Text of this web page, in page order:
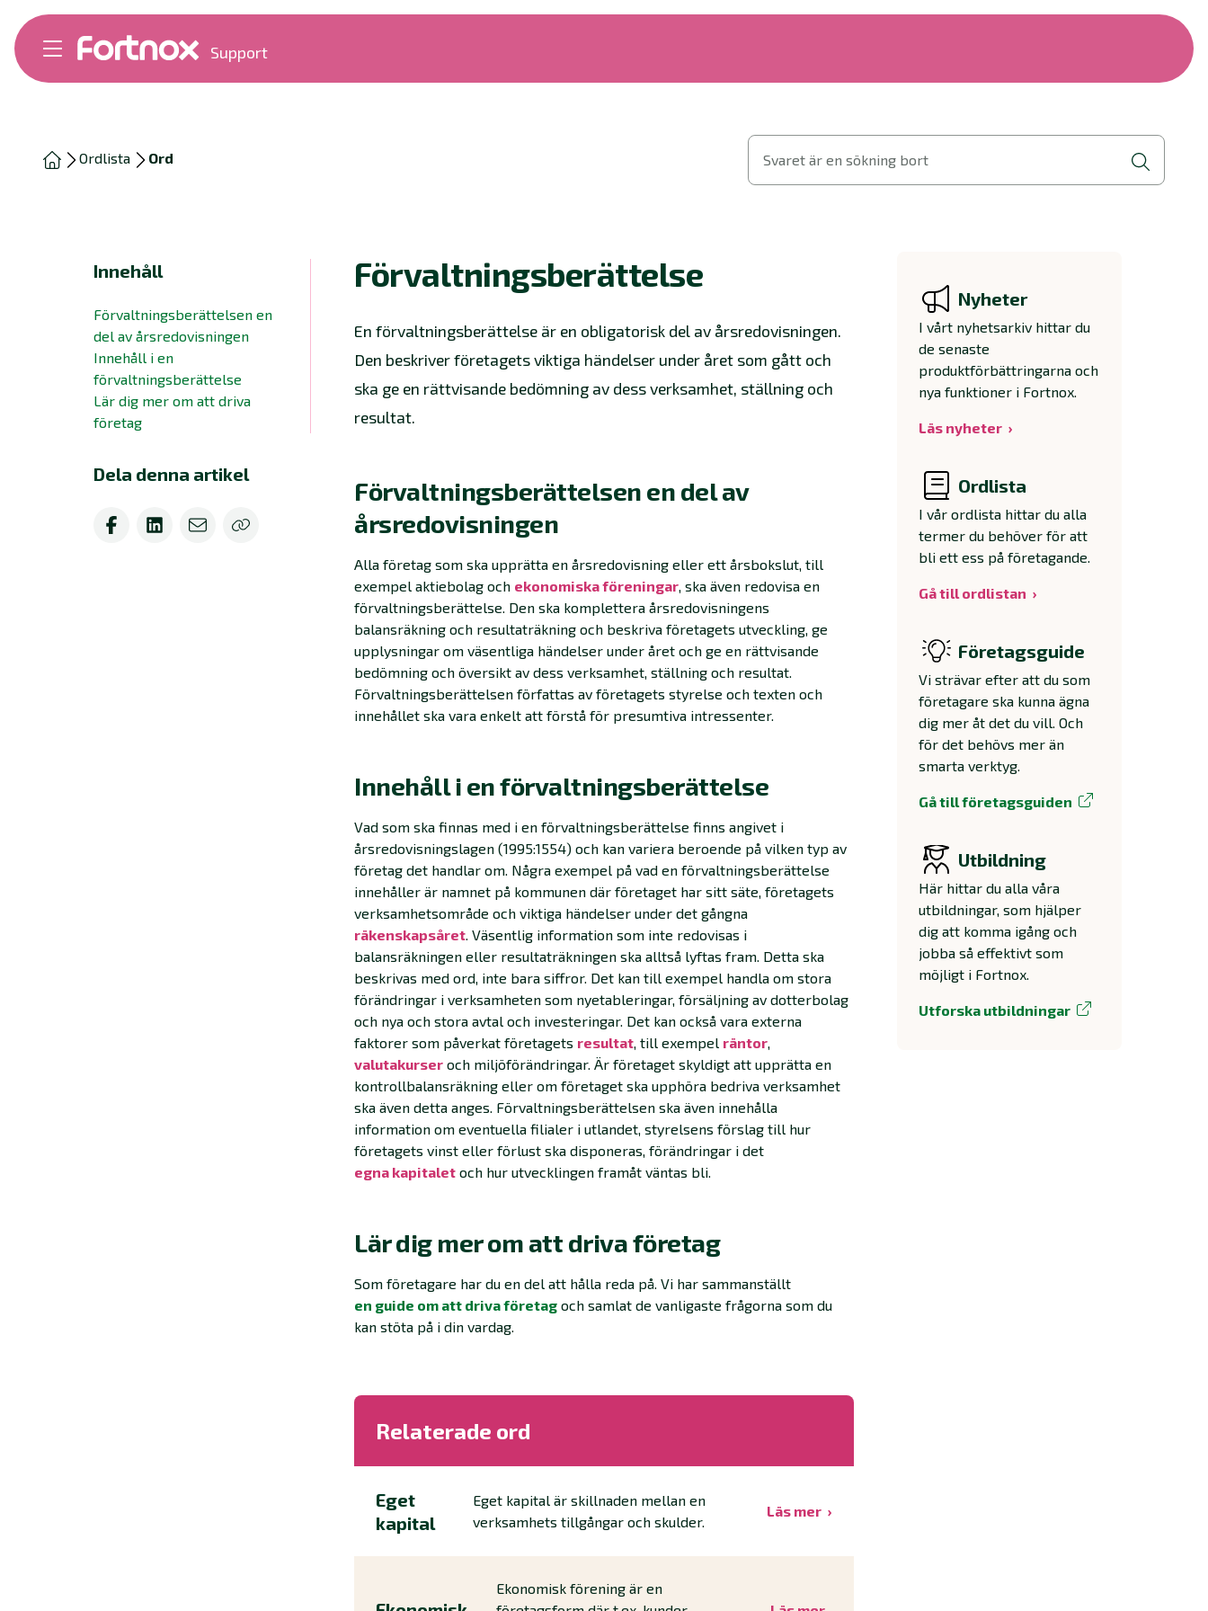
Support
Bokföring
Byt till Fortnox
Support Play
Ordlista
Ordlista Ord Svaret är en sökning bort
Innehåll
Förvaltningsberättelsen en
del av årsredovisningen
Innehåll i en
förvaltningsberättelse
Lär dig mer om att driva
företag
Dela denna artikel
Förvaltningsberättelse
En förvaltningsberättelse är en obligatorisk del av årsredovisningen.
Den beskriver företagets viktiga händelser under året som gått och
ska ge en rättvisande bedömning av dess verksamhet, ställning och
resultat.
Förvaltningsberättelsen en del av
årsredovisningen
Alla företag som ska upprätta en årsredovisning eller ett årsbokslut, till
exempel aktiebolag och ekonomiska föreningar, ska även redovisa en
förvaltningsberättelse. Den ska komplettera årsredovisningens
balansräkning och resultaträkning och beskriva företagets utveckling, ge
upplysningar om väsentliga händelser under året och ge en rättvisande
bedömning och översikt av dess verksamhet, ställning och resultat.
Förvaltningsberättelsen författas av företagets styrelse och texten och
innehållet ska vara enkelt att förstå för presumtiva intressenter.
Innehåll i en förvaltningsberättelse
Vad som ska finnas med i en förvaltningsberättelse finns angivet i
årsredovisningslagen (1995:1554) och kan variera beroende på vilken typ av
företag det handlar om. Några exempel på vad en förvaltningsberättelse
innehåller är namnet på kommunen där företaget har sitt säte, företagets
verksamhetsområde och viktiga händelser under det gångna
räkenskapsåret. Väsentlig information som inte redovisas i
balansräkningen eller resultaträkningen ska alltså lyftas fram. Detta ska
beskrivas med ord, inte bara siffror. Det kan till exempel handla om stora
förändringar i verksamheten som nyetableringar, försäljning av dotterbolag
och nya och stora avtal och investeringar. Det kan också vara externa
faktorer som påverkat företagets resultat, till exempel räntor,
valutakurser och miljöförändringar. Är företaget skyldigt att upprätta en
kontrollbalansräkning eller om företaget ska upphöra bedriva verksamhet
ska även detta anges. Förvaltningsberättelsen ska även innehålla
information om eventuella filialer i utlandet, styrelsens förslag till hur
företagets vinst eller förlust ska disponeras, förändringar i det
egna kapitalet och hur utvecklingen framåt väntas bli.
Lär dig mer om att driva företag
Som företagare har du en del att hålla reda på. Vi har sammanställt
en guide om att driva företag och samlat de vanligaste frågorna som du
kan stöta på i din vardag.
Relaterade ord
Eget
kapital
Eget kapital är skillnaden mellan en
verksamhets tillgångar och skulder.
Läs mer
Ekonomisk förening är en
Nyheter
I vårt nyhetsarkiv hittar du
de senaste
produktförbättringarna och
nya funktioner i Fortnox.
Läs nyheter
Ordlista
I vår ordlista hittar du alla
termer du behöver för att
bli ett ess på företagande.
Gå till ordlistan
Företagsguide
Vi strävar efter att du som
företagare ska kunna ägna
dig mer åt det du vill. Och
för det behövs mer än
smarta verktyg.
Gå till företagsguiden
Utbildning
Här hittar du alla våra
utbildningar, som hjälper
dig att komma igång och
jobba så effektivt som
möjligt i Fortnox.
Utforska utbildningar